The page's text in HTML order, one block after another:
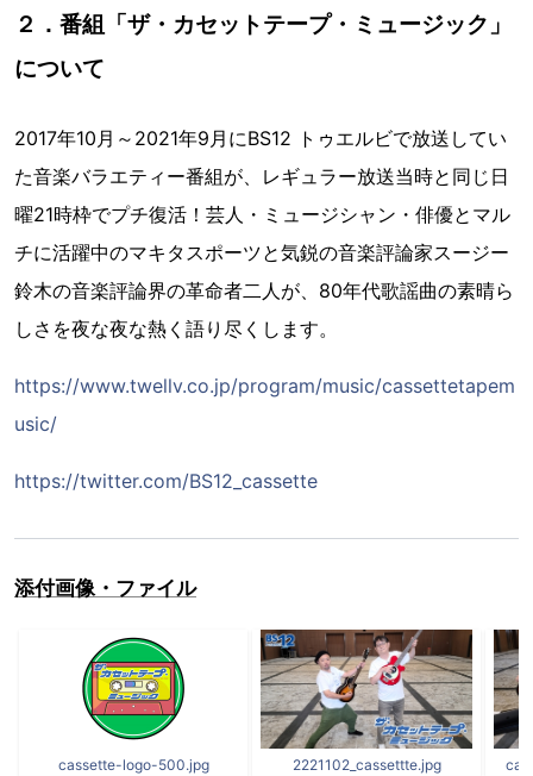
２．番組「ザ・カセットテープ・ミュージック」
について
2017年10月～2021年9月にBS12 トゥエルビで放送してい
た音楽バラエティー番組が、レギュラー放送当時と同じ日
曜21時枠でプチ復活！芸人・ミュージシャン・俳優とマル
チに活躍中のマキタスポーツと気鋭の音楽評論家スージー
鈴木の音楽評論界の革命者二人が、80年代歌謡曲の素晴ら
しさを夜な夜な熱く語り尽くします。
https://www.twellv.co.jp/program/music/cassettetapem
usic/
https://twitter.com/BS12_cassette
添付画像・ファイル
cassette-logo-500.jpg 2221102_cassettte.jpg